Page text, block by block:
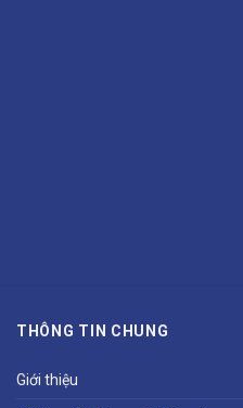
THÔNG TIN CHUNG
Giới thiệu